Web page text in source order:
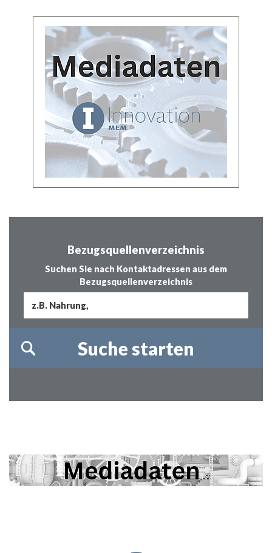
Bezugsquellenverzeichnis
Suchen Sie nach Kontaktadressen aus dem
Bezugsquellenverzeichnis